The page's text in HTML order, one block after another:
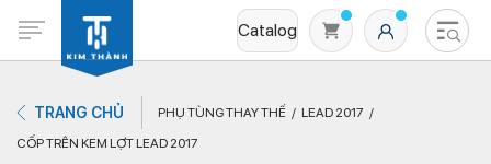
Catalog
TRANG CHỦ PHỤ TÙNG THAY THẾ
LEAD 2017
CỐP TRÊN KEM LỢT LEAD 2017